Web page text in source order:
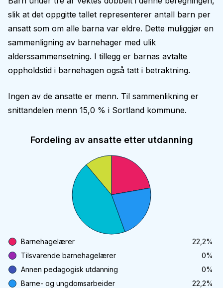
slik at det oppgitte tallet representerer antall barn per
ansatt som om alle barna var eldre. Dette muliggjør en
sammenligning av barnehager med ulik
alderssammensetning. I tillegg er barnas avtalte
oppholdstid i barnehagen også tatt i betraktning.
Ingen av de ansatte er menn. Til sammenlikning er
snittandelen menn 15,0 % i Sortland kommune.
Fordeling av ansatte etter utdanning
Barnehagelærer 22,2%
Tilsvarende barnehagelærer
0%
Annen pedagogisk utdanning
0%
Barne- og ungdomsarbeider
22,2%